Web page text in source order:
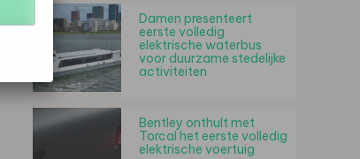
Damen presenteert
eerste volledig
elektrische waterbus
voor duurzame stedelijke
activiteiten
Bentley onthult met
Torcal het eerste volledig
elektrische voertuig